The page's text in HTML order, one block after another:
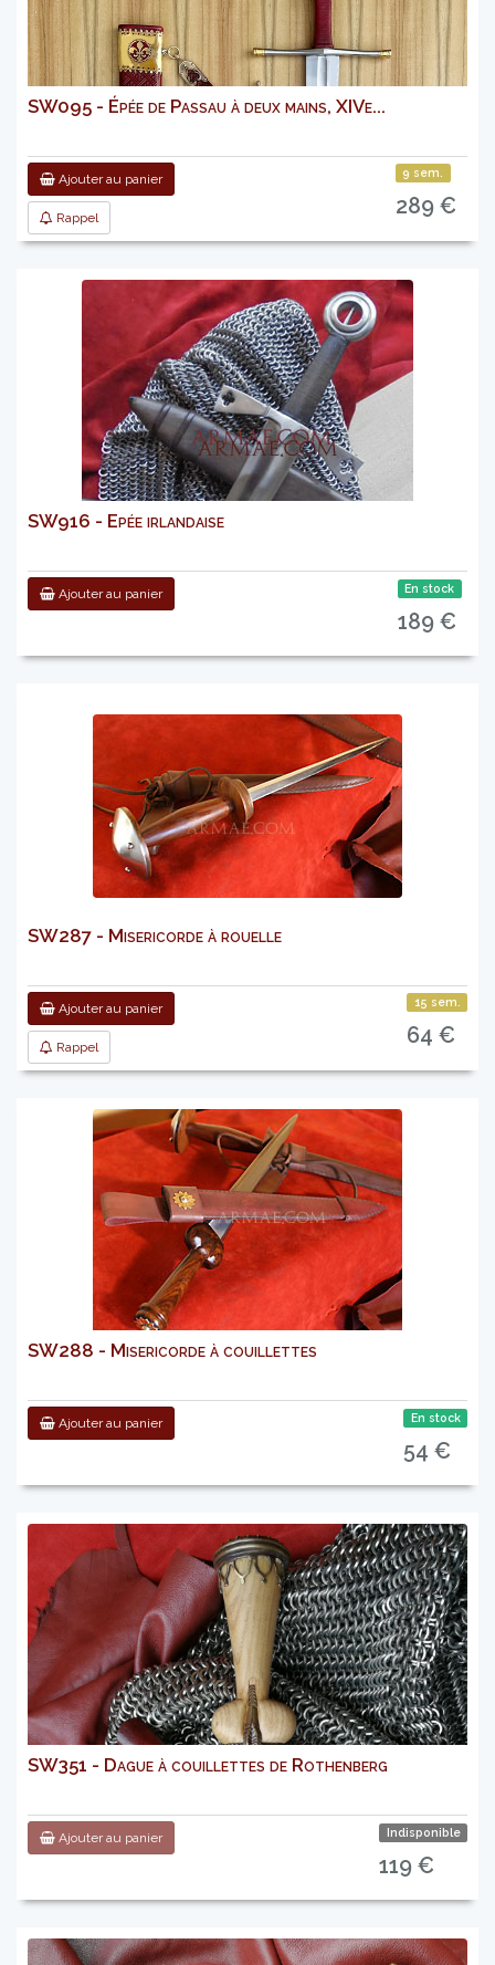
SW095 - Épée de Passau à deux mains, XIVe...
Ajouter au panier
Rappel
9 sem.
289 €
SW916 - Epée irlandaise
Ajouter au panier En stock
189 €
SW287 - Misericorde à rouelle
Ajouter au panier
Rappel
15 sem.
64 €
SW288 - Misericorde à couillettes
Ajouter au panier En stock
54 €
SW351 - Dague à couillettes de Rothenberg
Ajouter au panier Indisponible
119 €